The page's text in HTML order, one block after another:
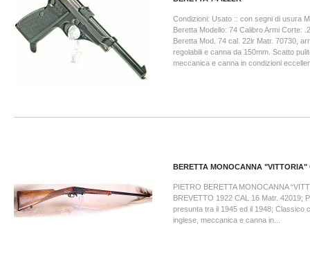
Condizioni: Usato :: con segni di usura
Beretta Modello: 74 Calibro Armi Corte:
Beretta Mod. 74 cal. 22lr Matr. 70730,
regolabili e canna da 150mm. Scatto
meccanica e canna in condizioni
BERETTA MONOCANNA "VITTORIA"
PIETRO BERETTA MONOCANNA
BREVETTO 1922 CAL 16 Matr. 42019;
presunta tra il 1945 ed il 1948; Classico
inglese, meccanica e canna in...